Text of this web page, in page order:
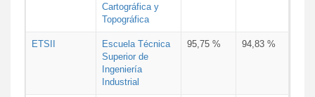
Cartográfica y
Topográfica
ETSII
Escuela Técnica
Superior de
Ingeniería
Industrial
95,75 % 94,83 %